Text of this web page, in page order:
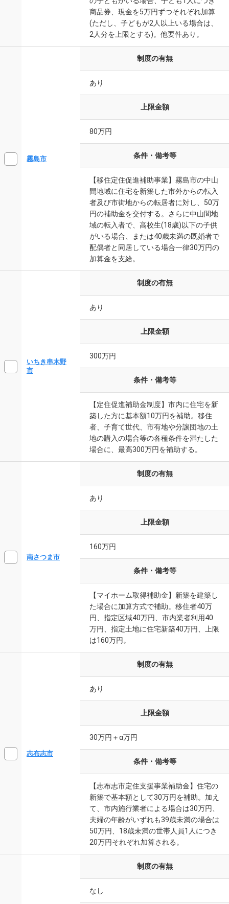
商品券、現金を5万円ずつそれぞれ加算
(ただし、子どもが2人以上いる場合は、
2人分を上限とする)。他要件あり。
霧島市
制度の有無
あり
上限金額
80万円
条件・備考等
【移住定住促進補助事業】霧島市の中山
間地域に住宅を新築した市外からの転入
者及び市街地からの転居者に対し、50万
円の補助金を交付する。さらに中山間地
域の転入者で、高校生(18歳)以下の子供
がいる場合、または40歳未満の既婚者で
配偶者と同居している場合一律30万円の
加算金を支給。
いちき串木野
市
制度の有無
あり
上限金額
300万円
条件・備考等
【定住促進補助金制度】市内に住宅を新
築した方に基本額10万円を補助。移住
者、子育て世代、市有地や分譲団地の土
地の購入の場合等の各種条件を満たした
場合に、最高300万円を補助する。
南さつま市
制度の有無
あり
上限金額
160万円
条件・備考等
【マイホーム取得補助金】新築を建築し
た場合に加算方式で補助。移住者40万
円、指定区域40万円、市内業者利用40
万円、指定土地に住宅新築40万円、上限
は160万円。
志布志市
制度の有無
あり
上限金額
30万円＋α万円
条件・備考等
【志布志市定住支援事業補助金】住宅の
新築で基本額として30万円を補助。加え
て、市内施行業者による場合は30万円、
夫婦の年齢がいずれも39歳未満の場合は
50万円、18歳未満の世帯人員1人につき
20万円それぞれ加算される。
制度の有無
なし